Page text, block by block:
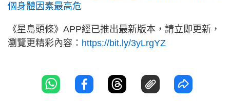
個身體因素最高危
《星島頭條》APP經已推出最新版本，請立即更新，
瀏覽更精彩內容： https://bit.ly/3yLrgYZ